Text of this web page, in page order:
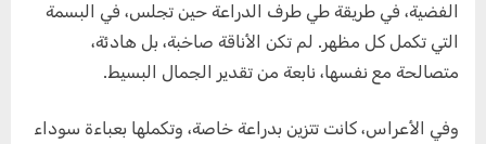
الفضية، في طريقة طي طرف الدراعة حين تجلس، في البسمة
التي تكمل كل مظهر. لم تكن الأناقة صاخبة، بل هادئة،
متصالحة مع نفسها، نابعة من تقدير الجمال البسيط.
وفي الأعراس، كانت تتزين بدراعة خاصة، وتكملها بعباءة سوداء